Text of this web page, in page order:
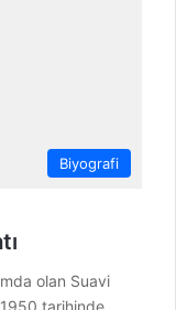
Biyografi
olan Suavi